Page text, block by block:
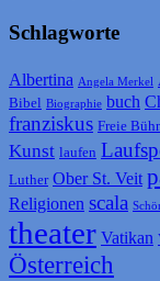
Schlagworte
Albertina Angela Merkel
Bibel Biographie buch
franziskus Freie
Kunst laufen
Luther Ober St. Veit
Religionen scala
theater Vatikan
Österreich